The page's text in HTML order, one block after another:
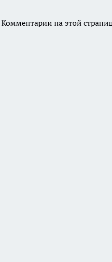
Комментарии на этой